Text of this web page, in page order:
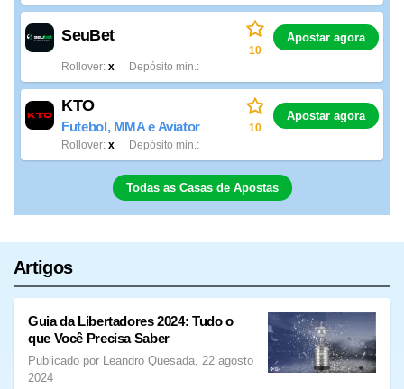
SeuBet
x
Rollover Depósito min.
10
Apostar agora
KTO
Futebol, MMA e Aviator
x
Rollover Depósito min.
10
Apostar agora
Todas as Casas de Apostas
Artigos
Guia da Libertadores 2024: Tudo o
que Você Precisa Saber
Publicado por Leandro Quesada, 22 agosto
2024